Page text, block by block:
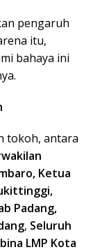
pengaruh
itu,
bahaya ini
tokoh, antara
Ketua
Padang,
, Seluruh
LMP Kota